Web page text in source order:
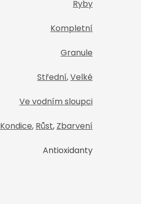
Ryby
Kompletní
Granule
Střední,Velké
Ve vodním sloupci
Kondice, Růst, Zbarvení
Antioxidanty